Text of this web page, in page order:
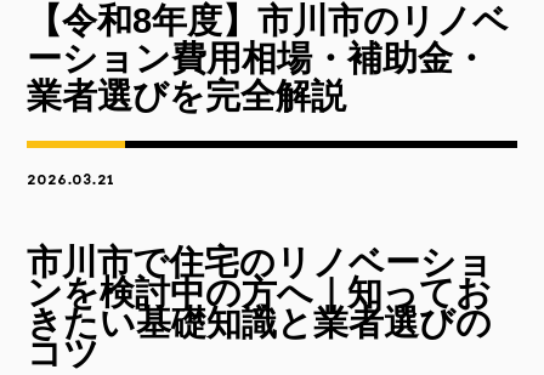
【令和8年度】市川市のリノベ
ーション費用相場・補助金・
業者選びを完全解説
2026.03.21
市川市で住宅のリノベーショ
ンを検討中の方へ｜知ってお
きたい基礎知識と業者選びの
コツ